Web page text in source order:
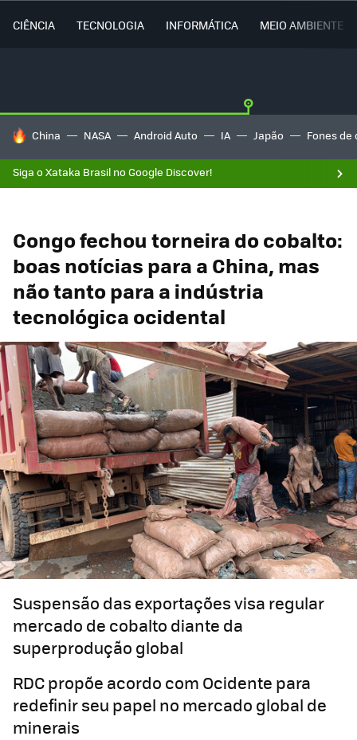
CIÊNCIA TECNOLOGIA INFORMÁTICA MEIO AMBIENTE
TENDÊNCIAS DO DIA
China NASA Android Auto IA Japão Fones de
Siga o Xataka Brasil no Google Discover!
Congo fechou torneira do cobalto:
boas notícias para a China, mas
não tanto para a indústria
tecnológica ocidental
Suspensão das exportações visa regular
mercado de cobalto diante da
superprodução global
RDC propõe acordo com Ocidente para
redefinir seu papel no mercado global de
minerais